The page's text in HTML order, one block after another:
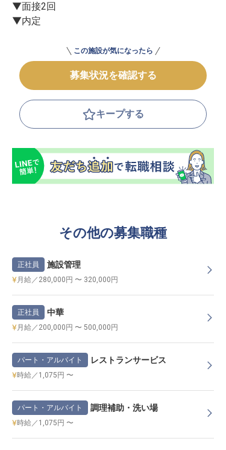
▼面接2回
▼内定
この施設が気になったら
募集状況を確認する
キープする
その他の募集職種
正社員 施設管理
月給／280,000円 〜 320,000円
正社員 中華
月給／200,000円 〜 500,000円
パート・アルバイト レストランサービス
時給／1,075円 〜
パート・アルバイト 調理補助・洗い場
時給／1,075円 〜